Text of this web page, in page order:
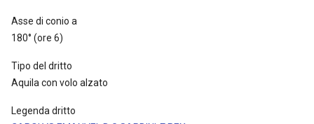
Asse di conio a
180° (ore 6)
Tipo del dritto
Aquila con volo alzato
Legenda dritto